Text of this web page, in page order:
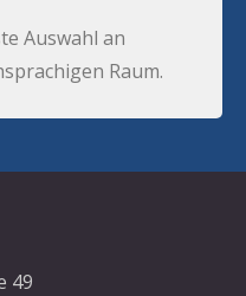
Auswahl an
Raum.
49